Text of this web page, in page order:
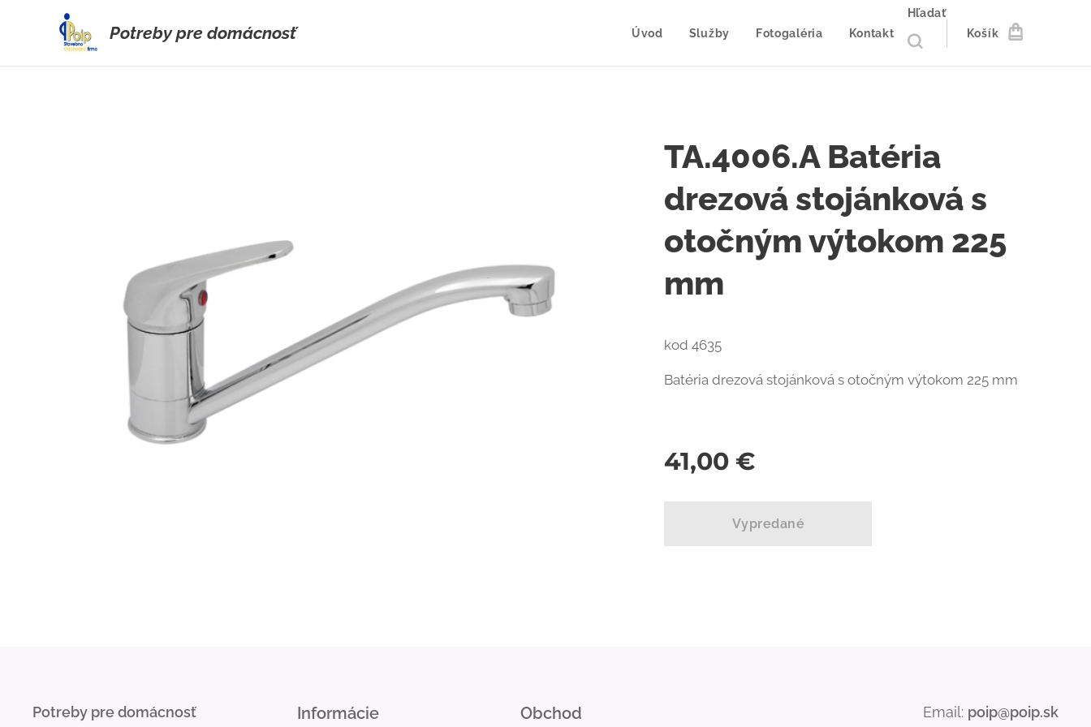
Potreby pre domácnosť Úvod Služby Fotogaléria Kontakt
Hľadať
Košík
TA.4006.A Batéria
drezová stojánková s
otočným výtokom 225
mm
kod 4635
Batéria drezová stojánková s otočným výtokom 225 mm
41,00 €
Vypredané
Potreby pre domácnosť
Informácie Obchod Email: poip@poip.sk